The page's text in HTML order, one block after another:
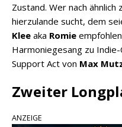
Zustand. Wer nach
hierzulande sucht, dem
Klee aka Romie
Harmoniegesang zu
Support Act von Max
Zweiter
ANZEIGE